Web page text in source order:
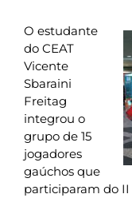
O estudante
do CEAT
Vicente
Sbaraini
Freitag
integrou o
grupo de 15
jogadores
gaúchos que
participaram do